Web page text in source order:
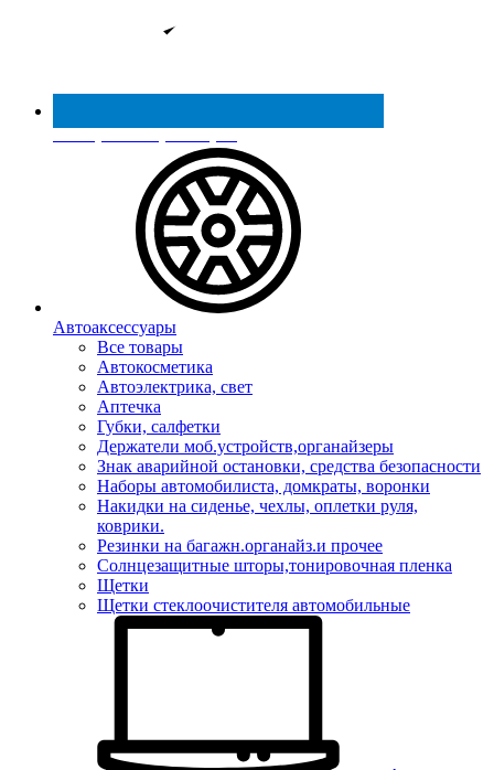
Реестр МинПромТорга
Автоаксессуары
Все товары
Автокосметика
Автоэлектрика, свет
Аптечка
Губки, салфетки
Держатели моб.устройств,органайзеры
Знак аварийной остановки, средства безопасности
Наборы автомобилиста, домкраты, воронки
Накидки на сиденье, чехлы, оплетки руля,
коврики.
Резинки на багажн.органайз.и прочее
Солнцезащитные шторы,тонировочная пленка
Щетки
Щетки стеклоочистителя автомобильные